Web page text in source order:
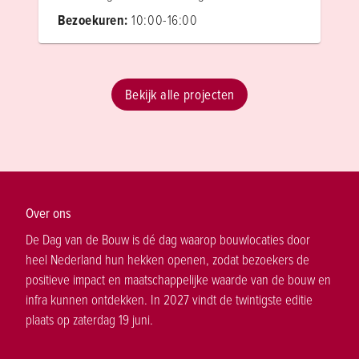
Bezoekuren: 10:00-16:00
Bekijk alle projecten
Over ons
De Dag van de Bouw is dé dag waarop bouwlocaties door
heel Nederland hun hekken openen, zodat bezoekers de
positieve impact en maatschappelijke waarde van de bouw en
infra kunnen ontdekken. In 2027 vindt de twintigste editie
plaats op zaterdag 19 juni.